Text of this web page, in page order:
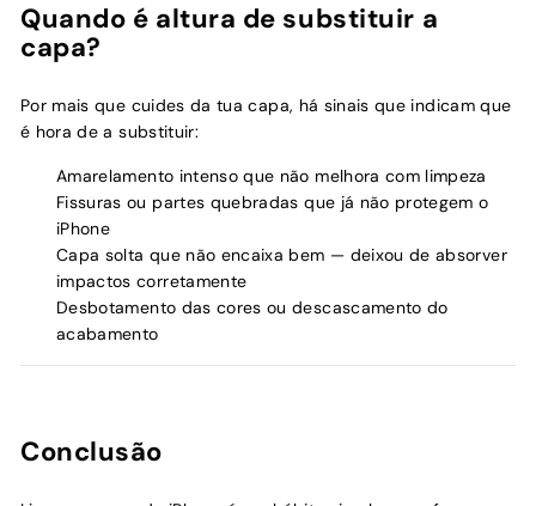
Quando é altura de substituir a
capa?
Por mais que cuides da tua capa, há sinais que indicam que
é hora de a substituir:
Amarelamento intenso que não melhora com limpeza
Fissuras ou partes quebradas que já não protegem o
iPhone
Capa solta que não encaixa bem — deixou de absorver
impactos corretamente
Desbotamento das cores ou descascamento do
acabamento
Conclusão